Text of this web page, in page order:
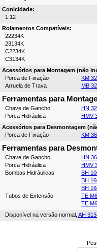
Conicidade:
1:12
Rolamentos Compatíveis:
22234K
23134K
C2234K
C3134K
Acessórios para Montagem (não
Porca de Fixação
KM 32
Arruela de Trava
MB 32
Ferramentas para
Chave de Gancho
HN
Porca Hidráulica
HMV
Acessórios para Desmontagem
Porca de Fixação
KM 36
Ferramentas para
Chave de Gancho
HN 36
Porca Hidráulica
HMV
Bombas Hidráulicas
BH
BH
BH
Tubos de Extensão
TE
TE
Disponível na versão normal, AH